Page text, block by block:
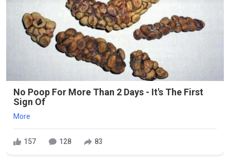
No Poop For More Than 2 Days - It's The First
Sign Of
More
157 128 83